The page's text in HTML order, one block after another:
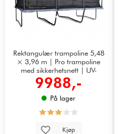
Rektangulær trampoline 5,48
× 3,96 m | Pro trampoline
med sikkerhetsnett | UV-
bestandig
9988,-
På lager
Kjøp